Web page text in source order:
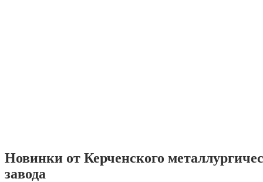
Новинки от Керченского
завода